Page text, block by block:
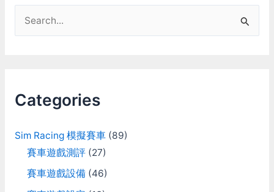
e
h
Categories
Sim Racing 模擬賽車(89)
賽車遊戲測評(27)
賽車遊戲設備(46)